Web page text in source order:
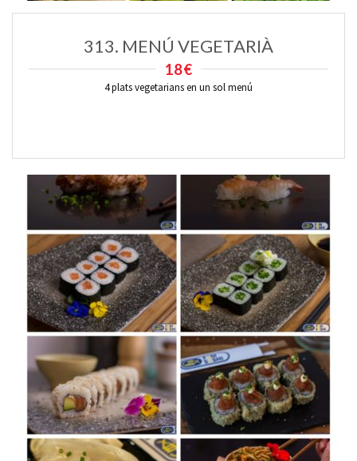
313. MENÚ VEGETARIÀ
18€
4 plats vegetarians en un sol menú